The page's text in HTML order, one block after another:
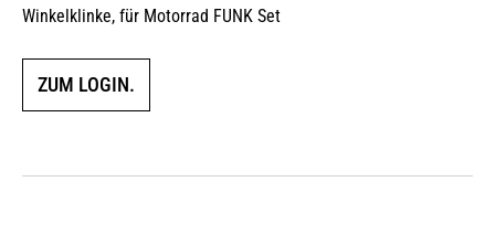
Winkelklinke, für Motorrad FUNK Set
ZUM LOGIN.